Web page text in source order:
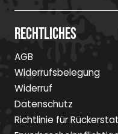
Rechtliches
AGB
Widerrufsbelegung
Widerruf
Datenschutz
Richtlinie für